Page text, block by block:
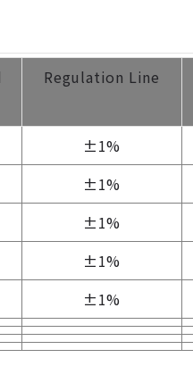
Regulation Line
±1%
±1%
±1%
±1%
±1%